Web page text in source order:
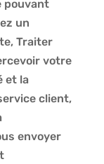
pouvant
un
Traiter
votre
et la
client,
envoyer